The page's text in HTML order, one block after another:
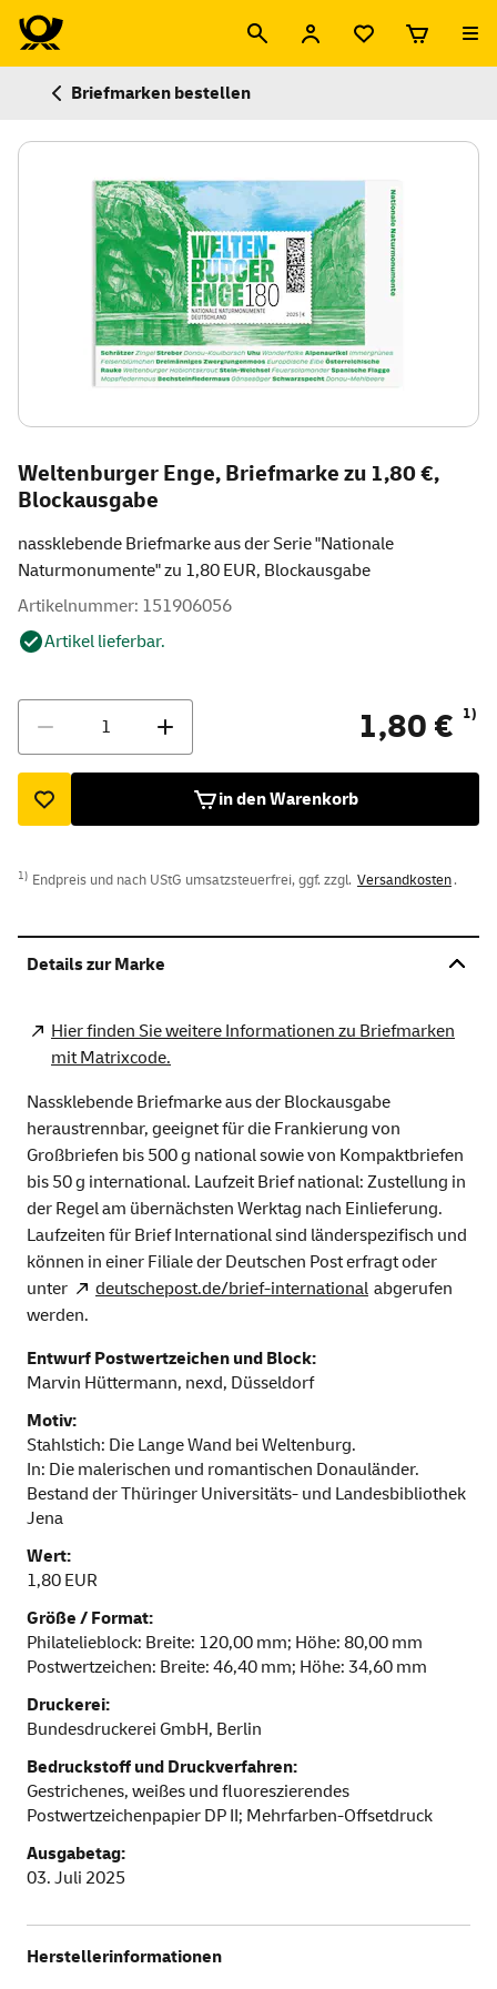
Briefmarken bestellen
Weltenburger Enge, Briefmarke zu 1,80 €,
Blockausgabe
nassklebende Briefmarke aus der Serie "Nationale
Naturmonumente" zu 1,80 EUR, Blockausgabe
Artikelnummer: 151906056
Artikel lieferbar.
1,80 € 1)
in den Warenkorb
1) Endpreis und nach UStG umsatzsteuerfrei, ggf. zzgl. Versandkosten.
Details zur Marke
Hier finden Sie weitere Informationen zu Briefmarken
mit Matrixcode.
Nassklebende Briefmarke aus der Blockausgabe
heraustrennbar, geeignet für die Frankierung von
Großbriefen bis 500 g national sowie von Kompaktbriefen
bis 50 g international. Laufzeit Brief national: Zustellung in
der Regel am übernächsten Werktag nach Einlieferung.
Laufzeiten für Brief International sind länderspezifisch und
können in einer Filiale der Deutschen Post erfragt oder
unter
deutschepost.de/brief-international abgerufen
werden.
Entwurf Postwertzeichen und Block:
Marvin Hüttermann, nexd, Düsseldorf
Motiv:
Stahlstich: Die Lange Wand bei Weltenburg.
In: Die malerischen und romantischen Donauländer.
Bestand der Thüringer Universitäts- und Landesbibliothek
Jena
Wert:
1,80 EUR
Größe / Format:
Philatelieblock: Breite: 120,00 mm; Höhe: 80,00 mm
Postwertzeichen: Breite: 46,40 mm; Höhe: 34,60 mm
Druckerei:
Bundesdruckerei GmbH, Berlin
Bedruckstoff und Druckverfahren:
Gestrichenes, weißes und fluoreszierendes
Postwertzeichenpapier DP II; Mehrfarben-Offsetdruck
Ausgabetag:
03. Juli 2025
Herstellerinformationen